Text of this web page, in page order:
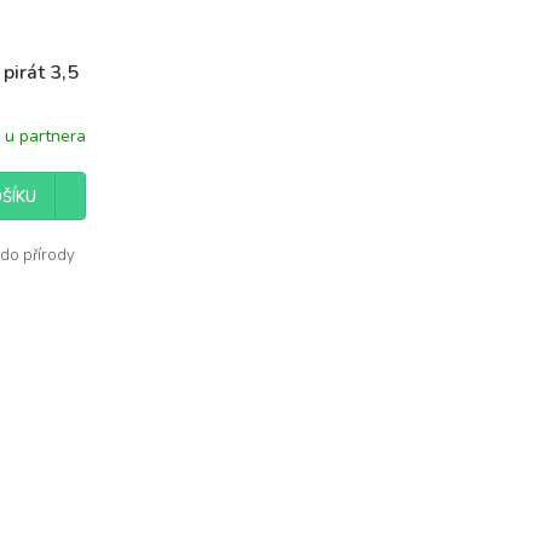
3,5
u partnera
přírody